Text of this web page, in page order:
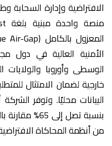
الافتراضية وإدارة
الأمنية العالية في دول
الوسطى وأوروبا والولايات
خارجية لضمان الامتثال
بنسبة تصل إلى
من أنظمة المحاكاة